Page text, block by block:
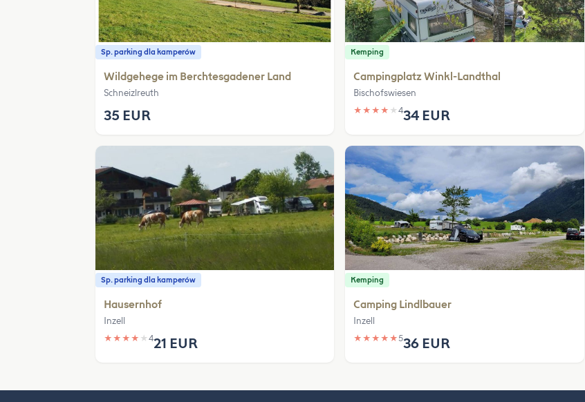
Sp. parking dla kamperów
Wildgehege im Berchtesgadener Land
Schneizlreuth
35 EUR
Kemping
Campingplatz Winkl-Landthal
Bischofswiesen
★ ★ ★ ★ ★434 EUR
Sp. parking dla kamperów
Hausernhof
Inzell
★ ★ ★ ★ ★ 421 EUR
Kemping
Camping Lindlbauer
Inzell
★ ★ ★ ★ ★536 EUR